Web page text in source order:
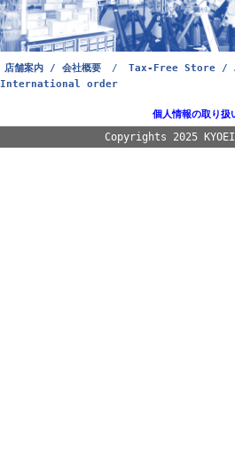
店舗案内 / 会社概要 /
Tax-Free Store /
International order
個人情報の取り扱
Copyrights 2025